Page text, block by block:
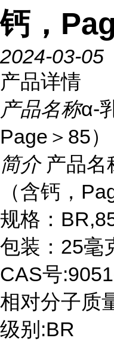
钙，
2024-03-05
产品详情
产品名称α-
Page＞85）
简介 产品名
（含钙，
规格：
包装：25毫
CAS号
相对分子质
级别:BR